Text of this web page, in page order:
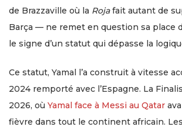
de Brazzaville où la Rojafait autant de
Barça — ne remet en question sa place
le signe d’un statut qui dépasse la
Ce statut, Yamal l’a construit à vitesse
2024 remporté avec l’Espagne. La
2026, où Yamal face à Messi au Qatar
fièvre dans tout le continent africain.